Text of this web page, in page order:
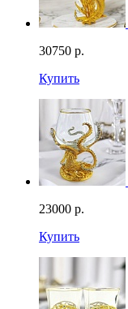
30750 р.
Купить
23000 р.
Купить